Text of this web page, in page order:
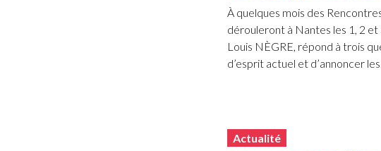
À quelques mois des
dérouleront à Nantes les 1, 2
Louis NÈGRE, répond à trois
d’esprit actuel et d’annoncer
Actualité